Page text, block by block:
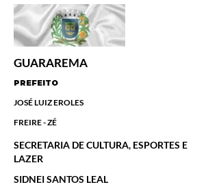
GUARAREMA
PREFEITO
JOSÉ LUIZ EROLES
FREIRE - ZÉ
SECRETARIA DE CULTURA, ESPORTES E
LAZER
SIDNEI SANTOS LEAL